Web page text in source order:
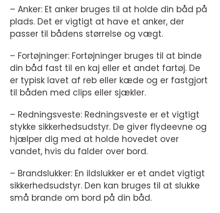
– Anker: Et anker bruges til at holde din båd på
plads. Det er vigtigt at have et anker, der
passer til bådens størrelse og vægt.
– Fortøjninger: Fortøjninger bruges til at binde
din båd fast til en kaj eller et andet fartøj. De
er typisk lavet af reb eller kæde og er fastgjort
til båden med clips eller sjækler.
– Redningsveste: Redningsveste er et vigtigt
stykke sikkerhedsudstyr. De giver flydeevne og
hjælper dig med at holde hovedet over
vandet, hvis du falder over bord.
– Brandslukker: En ildslukker er et andet vigtigt
sikkerhedsudstyr. Den kan bruges til at slukke
små brande om bord på din båd.